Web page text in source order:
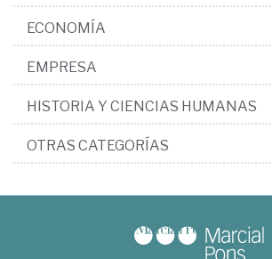
ECONOMÍA
EMPRESA
HISTORIA Y CIENCIAS HUMANAS
OTRAS CATEGORÍAS